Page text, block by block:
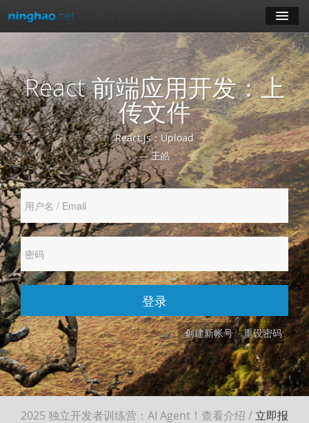
博客
登录
注册
创建新帐号 重设密码
登录
React 前端应用开发：上
传文件
React.js：Upload
— 王皓
2025 独立开发者训练营：AI Agent！ 查看介绍 / 立即报